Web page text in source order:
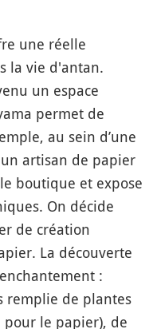
une réelle
la vie d'antan.
un espace
permet de
au sein d’une
artisan de papier
boutique et expose
On décide
de création
La découverte
:
remplie de plantes
le papier), de